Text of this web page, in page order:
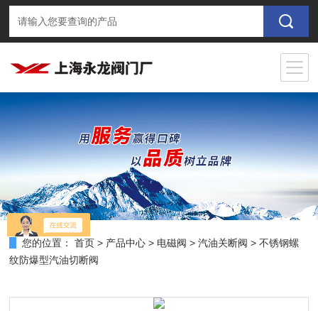
您的位置： 首页 > 产品中心 > 电磁阀 >汽油关断阀 > 不锈钢螺
纹防爆型汽油切断阀